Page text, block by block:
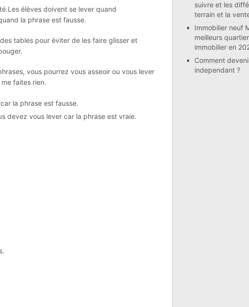
élèves doivent se lever quand
la phrase est fausse.
tables pour éviter de les faire glisser et
vous pourrez vous asseoir ou vous lever
faites rien.
la phrase est fausse.
devez vous lever car la phrase est vraie.
suivre et les
terrain et la
Immobilier neuf
meilleurs
immobilier en
Comment
independant ?